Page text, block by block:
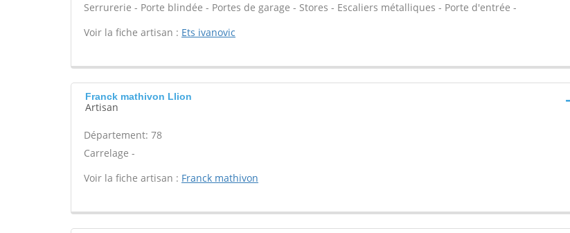
Serrurerie - Porte blindée - Portes de garage - Stores - Escaliers métalliques - Porte d'entrée -
Voir la fiche artisan : Ets ivanovic
Franck mathivon Llion
Artisan
Département: 78
Carrelage -
Voir la fiche artisan : Franck mathivon